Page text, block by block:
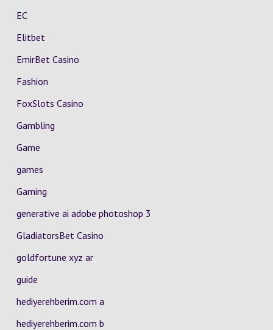
EC
Elitbet
EmirBet Casino
Fashion
FoxSlots Casino
Gambling
Game
games
Gaming
generative ai adobe photoshop 3
GladiatorsBet Casino
goldfortune xyz ar
guide
hediyerehberim.com a
hediyerehberim.com b